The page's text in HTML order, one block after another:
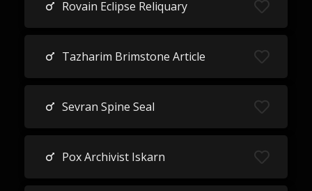
Rovain Eclipse Reliquary
Tazharim Brimstone Article
Sevran Spine Seal
Pox Archivist Iskarn